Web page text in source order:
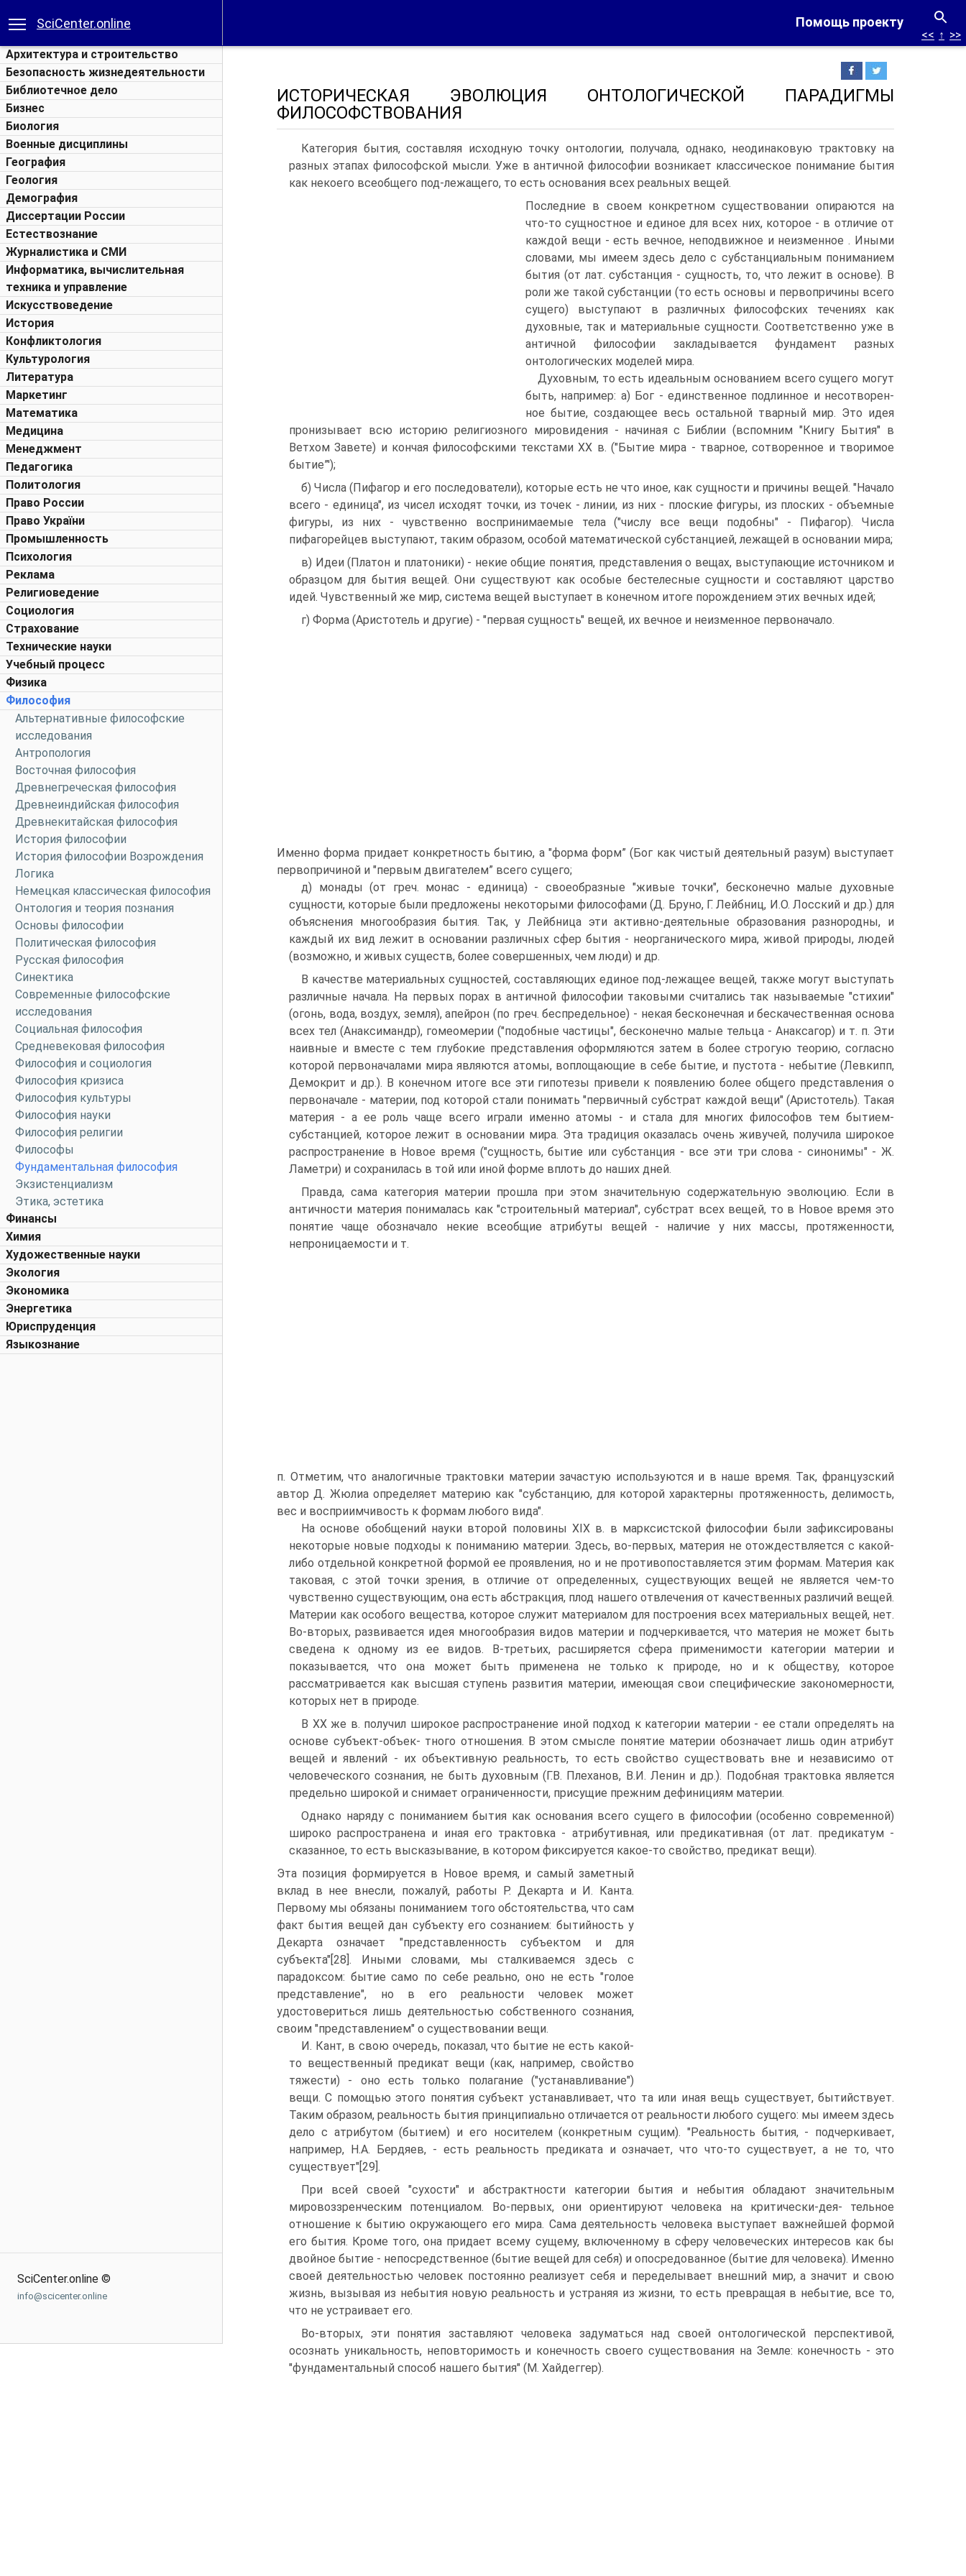
Помощь проекту
SciCenter.online
Архитектура и строительство
Безопасность жизнедеятельности
Библиотечное дело
Бизнес
Биология
Военные дисциплины
География
Геология
Демография
Диссертации России
Естествознание
Журналистика и СМИ
Информатика, вычислительная
техника и управление
Искусствоведение
История
Конфликтология
Культурология
Литература
Маркетинг
Математика
Медицина
Менеджмент
Педагогика
Политология
Право России
Право України
Промышленность
Психология
Реклама
Религиоведение
Социология
Страхование
Технические науки
Учебный процесс
Физика
Философия
Альтернативные философские
исследования
Антропология
Восточная философия
Древнегреческая философия
Древнеиндийская философия
Древнекитайская философия
История философии
История философии Возрождения
Логика
Немецкая классическая философия
Онтология и теория познания
Основы философии
Политическая философия
Русская философия
Синектика
Современные философские
исследования
Социальная философия
Средневековая философия
Философия и социология
Философия кризиса
Философия культуры
Философия науки
Философия религии
Философы
Фундаментальная философия
Экзистенциализм
Этика, эстетика
Финансы
Химия
Художественные науки
Экология
Экономика
Энергетика
Юриспруденция
Языкознание
SciCenter.online ©
info@scicenter.online
<< ↑ >>
ИСТОРИЧЕСКАЯ ЭВОЛЮЦИЯ ОНТОЛОГИЧЕСКОЙ ПАРАДИГМЫ
ФИЛОСОФСТВОВАНИЯ
Категория бытия, составляя исходную точку онтологии, получала, однако, неодинаковую трактовку на
разных этапах философской мысли. Уже в античной философии возникает классическое понимание бытия
как некоего всеобщего под-лежащего, то есть основания всех реальных вещей.
Последние в своем конкретном существовании опираются на
что-то сущностное и единое для всех них, которое - в отличие от
каждой вещи - есть вечное, неподвижное и неизменное . Иными
словами, мы имеем здесь дело с субстанциальным пониманием
бытия (от лат. субстанция - сущность, то, что лежит в основе). В
роли же такой субстанции (то есть основы и первопричины всего
сущего) выступают в различных философских течениях как
духовные, так и материальные сущности. Соответственно уже в
античной философии закладывается фундамент разных
онтологических моделей мира.
Духовным, то есть идеальным основанием всего сущего могут
быть, например: а) Бог - единственное подлинное и несотворен-
ное бытие, создающее весь остальной тварный мир. Это идея
пронизывает всю историю религиозного мировидения - начиная с Библии (вспомним "Книгу Бытия" в
Ветхом Завете) и кончая философскими текстами XX в. ("Бытие мира - тварное, сотворенное и творимое
бытие”');
б) Числа (Пифагор и его последователи), которые есть не что иное, как сущности и причины вещей. "Начало
всего - единица", из чисел исходят точки, из точек - линии, из них - плоские фигуры, из плоских - объемные
фигуры, из них - чувственно воспринимаемые тела ("числу все вещи подобны" - Пифагор). Числа
пифагорейцев выступают, таким образом, особой математической субстанцией, лежащей в основании мира;
в) Идеи (Платон и платоники) - некие общие понятия, представления о вещах, выступающие источником и
образцом для бытия вещей. Они существуют как особые бестелесные сущности и составляют царство
идей. Чувственный же мир, система вещей выступает в конечном итоге порождением этих вечных идей;
г) Форма (Аристотель и другие) - "первая сущность" вещей, их вечное и неизменное первоначало.
Именно форма придает конкретность бытию, а "форма форм” (Бог как чистый деятельный разум) выступает
первопричиной и "первым двигателем” всего сущего;
д) монады (от греч. монас - единица) - своеобразные "живые точки", бесконечно малые духовные
сущности, которые были предложены некоторыми философами (Д. Бруно, Г. Лейбниц, И.О. Лосский и др.) для
объяснения многообразия бытия. Так, у Лейбница эти активно-деятельные образования разнородны, и
каждый их вид лежит в основании различных сфер бытия - неорганического мира, живой природы, людей
(возможно, и живых существ, более совершенных, чем люди) и др.
В качестве материальных сущностей, составляющих единое под-лежащее вещей, также могут выступать
различные начала. На первых порах в античной философии таковыми считались так называемые "стихии"
(огонь, вода, воздух, земля), апейрон (по греч. беспредельное) - некая бесконечная и бескачественная основа
всех тел (Анаксимандр), гомеомерии ("подобные частицы", бесконечно малые тельца - Анаксагор) и т. п. Эти
наивные и вместе с тем глубокие представления оформляются затем в более строгую теорию, согласно
которой первоначалами мира являются атомы, воплощающие в себе бытие, и пустота - небытие (Левкипп,
Демокрит и др.). В конечном итоге все эти гипотезы привели к появлению более общего представления о
первоначале - материи, под которой стали понимать "первичный субстрат каждой вещи" (Аристотель). Такая
материя - а ее роль чаще всего играли именно атомы - и стала для многих философов тем бытием-
субстанцией, которое лежит в основании мира. Эта традиция оказалась очень живучей, получила широкое
распространение в Новое время ("сущность, бытие или субстанция - все эти три слова - синонимы" - Ж.
Ламетри) и сохранилась в той или иной форме вплоть до наших дней.
Правда, сама категория материи прошла при этом значительную содержательную эволюцию. Если в
античности материя понималась как "строительный материал", субстрат всех вещей, то в Новое время это
понятие чаще обозначало некие всеобщие атрибуты вещей - наличие у них массы, протяженности,
непроницаемости и т.
п. Отметим, что аналогичные трактовки материи зачастую используются и в наше время. Так, французский
автор Д. Жюлиа определяет материю как "субстанцию, для которой характерны протяженность, делимость,
вес и восприимчивость к формам любого вида".
На основе обобщений науки второй половины XIX в. в марксистской философии были зафиксированы
некоторые новые подходы к пониманию материи. Здесь, во-первых, материя не отождествляется с какой-
либо отдельной конкретной формой ее проявления, но и не противопоставляется этим формам. Материя как
таковая, с этой точки зрения, в отличие от определенных, существующих вещей не является чем-то
чувственно существующим, она есть абстракция, плод нашего отвлечения от качественных различий вещей.
Материи как особого вещества, которое служит материалом для построения всех материальных вещей, нет.
Во-вторых, развивается идея многообразия видов материи и подчеркивается, что материя не может быть
сведена к одному из ее видов. В-третьих, расширяется сфера применимости категории материи и
показывается, что она может быть применена не только к природе, но и к обществу, которое
рассматривается как высшая ступень развития материи, имеющая свои специфические закономерности,
которых нет в природе.
В XX же в. получил широкое распространение иной подход к категории материи - ее стали определять на
основе субъект-объек- тного отношения. В этом смысле понятие материи обозначает лишь один атрибут
вещей и явлений - их объективную реальность, то есть свойство существовать вне и независимо от
человеческого сознания, не быть духовным (Г.В. Плеханов, В.И. Ленин и др.). Подобная трактовка является
предельно широкой и снимает ограниченности, присущие прежним дефинициям материи.
Однако наряду с пониманием бытия как основания всего сущего в философии (особенно современной)
широко распространена и иная его трактовка - атрибутивная, или предикативная (от лат. предикатум -
сказанное, то есть высказывание, в котором фиксируется какое-то свойство, предикат вещи).
Эта позиция формируется в Новое время, и самый заметный
вклад в нее внесли, пожалуй, работы Р. Декарта и И. Канта.
Первому мы обязаны пониманием того обстоятельства, что сам
факт бытия вещей дан субъекту его сознанием: бытийность у
Декарта означает "представленность субъектом и для
субъекта"[28]. Иными словами, мы сталкиваемся здесь с
парадоксом: бытие само по себе реально, оно не есть "голое
представление", но в его реальности человек может
удостовериться лишь деятельностью собственного сознания,
своим "представлением" о существовании вещи.
И. Кант, в свою очередь, показал, что бытие не есть какой-
то вещественный предикат вещи (как, например, свойство
тяжести) - оно есть только полагание ("устанавливание")
вещи. С помощью этого понятия субъект устанавливает, что та или иная вещь существует, бытийствует.
Таким образом, реальность бытия принципиально отличается от реальности любого сущего: мы имеем здесь
дело с атрибутом (бытием) и его носителем (конкретным сущим). "Реальность бытия, - подчеркивает,
например, Н.А. Бердяев, - есть реальность предиката и означает, что что-то существует, а не то, что
существует"[29].
При всей своей "сухости" и абстрактности категории бытия и небытия обладают значительным
мировоззренческим потенциалом. Во-первых, они ориентируют человека на критически-дея- тельное
отношение к бытию окружающего его мира. Сама деятельность человека выступает важнейшей формой
его бытия. Кроме того, она придает всему сущему, включенному в сферу человеческих интересов как бы
двойное бытие - непосредственное (бытие вещей для себя) и опосредованное (бытие для человека). Именно
своей деятельностью человек постоянно реализует себя и переделывает внешний мир, а значит и свою
жизнь, вызывая из небытия новую реальность и устраняя из жизни, то есть превращая в небытие, все то,
что не устраивает его.
Во-вторых, эти понятия заставляют человека задуматься над своей онтологической перспективой,
осознать уникальность, неповторимость и конечность своего существования на Земле: конечность - это
"фундаментальный способ нашего бытия" (М. Хайдеггер).